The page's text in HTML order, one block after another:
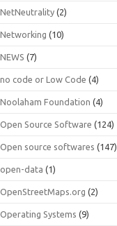
NetNeutrality (2)
Networking (10)
NEWS (7)
no code or Low Code (4)
Noolaham Foundation (4)
Open Source Software (124)
Open source softwares (147)
open-data (1)
OpenStreetMaps.org (2)
Operating Systems (9)